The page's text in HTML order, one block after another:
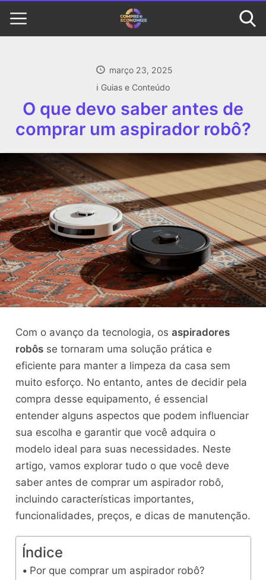
março 23, 2025
ℹ️ Guias e Conteúdo
O que devo saber antes de
comprar um aspirador robô?
Com o avanço da tecnologia, os aspiradores
robôsse tornaram uma solução prática e
eficiente para manter a limpeza da casa sem
muito esforço. No entanto, antes de decidir pela
compra desse equipamento, é essencial
entender alguns aspectos que podem influenciar
sua escolha e garantir que você adquira o
modelo ideal para suas necessidades. Neste
artigo, vamos explorar tudo o que você deve
saber antes de comprar um aspirador robô,
incluindo características importantes,
funcionalidades, preços, e dicas de manutenção.
Índice
Por que comprar um aspirador robô?